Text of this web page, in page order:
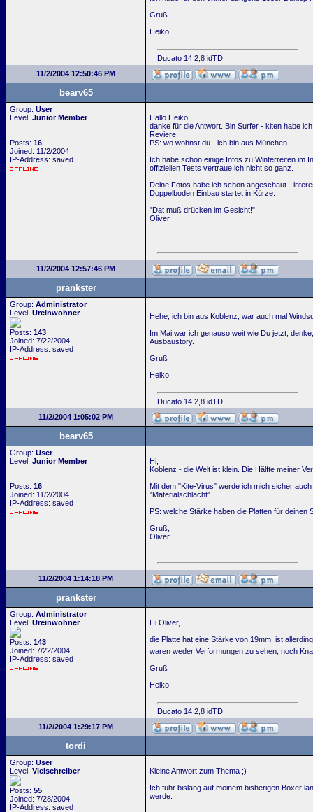
Gruß
Heiko
Ducato 14 2,8 idTD
11/2/2004 12:50:46 PM
bearv65
Group: User
Level: Junior Member
Posts: 16
Joined: 11/2/2004
IP-Address: saved
Hallo Heiko,
danke für die Antwort. Bin Surfer - kiten habe
Reviere.
PS: wo wohnst du - ich bin aus München.
Ich habe schon einige Infos zu Winterreifen im
offiziellen Tests vertraue ich nicht so ganz.
Deine Fotos habe ich schon angeschaut -
Doppelboden Einbau startet in Kürze.
"Dat muß drücken im Gesicht!"
Oliver
11/2/2004 12:57:46 PM
prankster
Group: Administrator
Level: Ureinwohner
Posts: 143
Joined: 7/22/2004
IP-Address: saved
Hehe, ich bin aus Koblenz, war auch mal
Im Mai war ich genauso weit wie Du jetzt,
Ausbaustory.
Gruß
Heiko
Ducato 14 2,8 idTD
11/2/2004 1:05:02 PM
bearv65
Group: User
Level: Junior Member
Posts: 16
Joined: 11/2/2004
IP-Address: saved
Hi,
Koblenz - die Welt ist klein. Die Hälfte meiner
Mit dem "Kite-Virus" werde ich mich sicher
"Materialschlacht".
PS: welche Stärke haben die Platten für
Gruß,
Oliver
11/2/2004 1:14:18 PM
prankster
Group: Administrator
Level: Ureinwohner
Posts: 143
Joined: 7/22/2004
IP-Address: saved
Hi Oliver,
die Platte hat eine Stärke von 19mm, ist
waren weder Verformungen zu sehen, noch
Gruß
Heiko
Ducato 14 2,8 idTD
11/2/2004 1:29:17 PM
tordi
Group: User
Level: Vielschreiber
Posts: 55
Joined: 7/28/2004
IP-Address: saved
Kleine Antwort zum Thema ;)
Ich fuhr bislang auf meinem bisherigen Boxer
werde.